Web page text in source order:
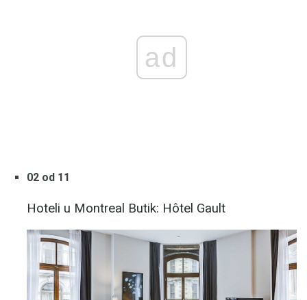
ad
02 od 11
Hoteli u Montreal Butik: Hôtel Gault